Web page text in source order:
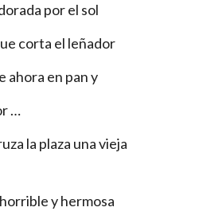
por el sol
corta el leñador
ahora en pan y
…
la plaza una vieja
y hermosa